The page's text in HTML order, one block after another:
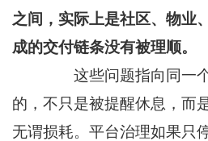
之间，实际上是社区、物业
成的交付链条没有被理顺。
这些问题指向同一个
的，不只是被提醒休息，而
无谓损耗。平台治理如果只